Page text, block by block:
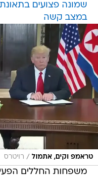
שמונה פצועים
במצב קשה
טראמפ וקים, אתמול / רויטרס
משפחות החללים